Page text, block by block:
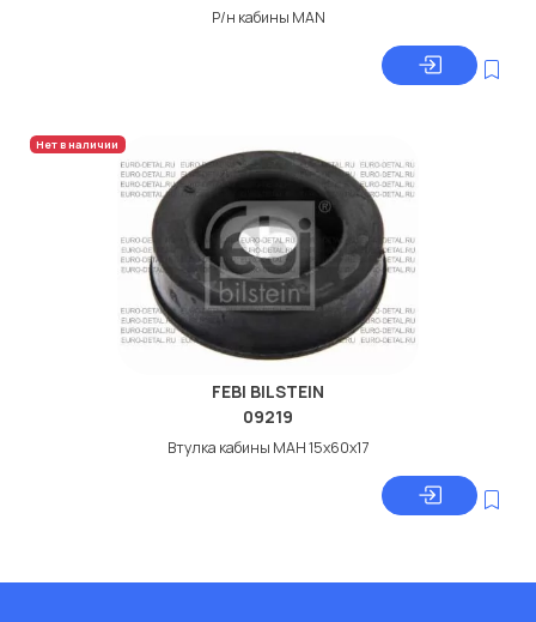
Р/н кабины MAN
Нет в наличии
FEBI BILSTEIN
09219
Втулка кабины МАН 15x60x17